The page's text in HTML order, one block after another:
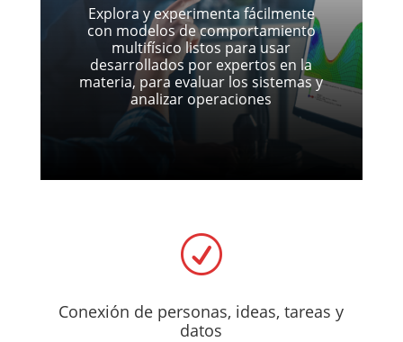
Explora y experimenta fácilmente
con modelos de comportamiento
multifísico listos para usar
desarrollados por expertos en la
materia, para evaluar los sistemas y
analizar operaciones
R
Conexión de personas, ideas, tareas y
datos